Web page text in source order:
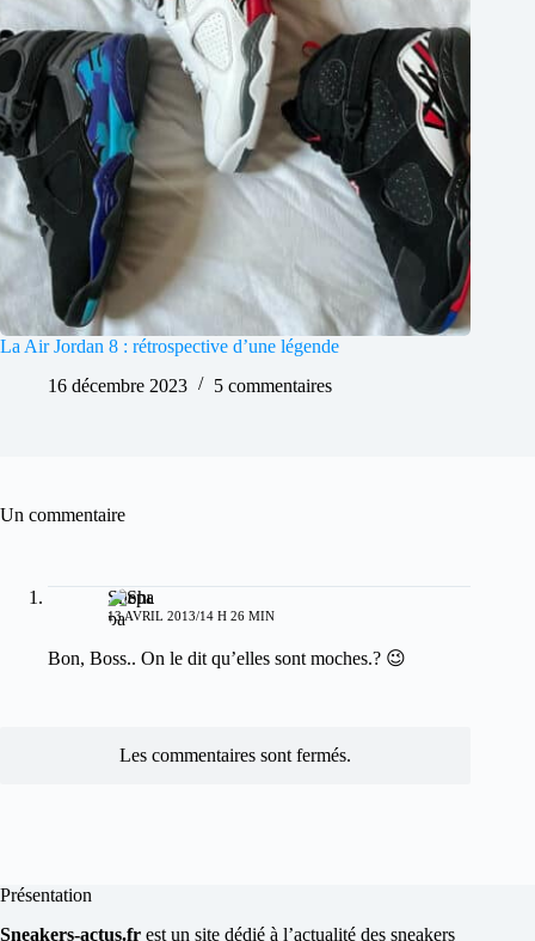
La Air Jordan 8 : rétrospective d’une légende
16 décembre 2023
5 commentaires
Un commentaire
Shepa
13 AVRIL 2013/14 H 26 MIN
Bon, Boss.. On le dit qu’elles sont moches.? 😉
Les commentaires sont fermés.
Présentation
Sneakers-actus.fr est un site dédié à l’actualité des sneakers